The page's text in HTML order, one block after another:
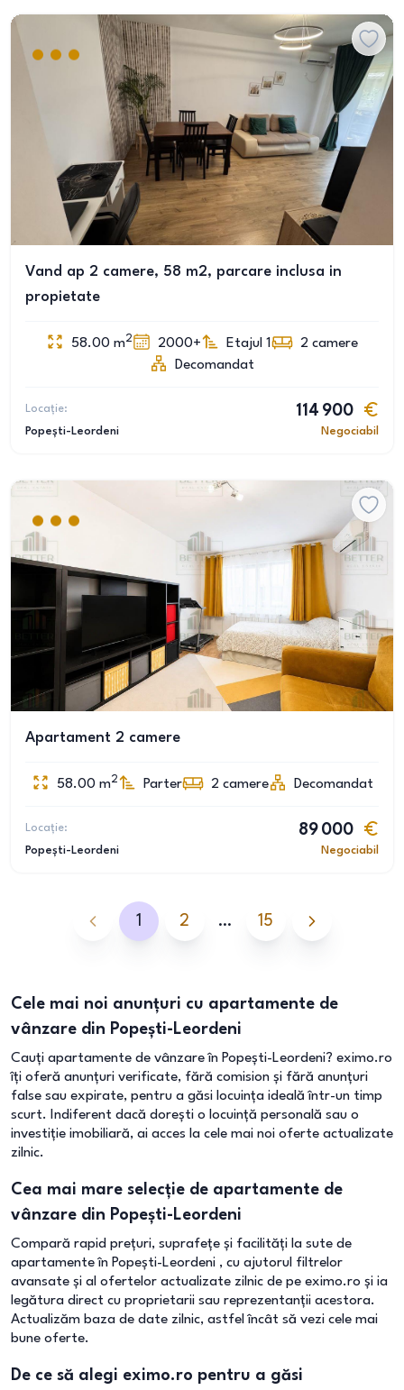
Vand ap 2 camere, 58 m2, parcare inclusa in
propietate
58.00 m2 2000+ Etajul 1 2 camere
Decomandat
Locație:
Popești-Leordeni
114 900
Negociabil
Apartament 2 camere
58.00 m2 Parter 2 camere Decomandat
Locație:
Popești-Leordeni
89 000
Negociabil
1 2 … 15
Cele mai noi anunțuri cu apartamente de
vânzare din Popești-Leordeni
Cauți apartamente de vânzare în Popești-Leordeni? eximo.ro
îți oferă anunțuri verificate, fără comision și fără anunțuri
false sau expirate, pentru a găsi locuința ideală într-un timp
scurt. Indiferent dacă dorești o locuință personală sau o
investiție imobiliară, ai acces la cele mai noi oferte actualizate
zilnic.
Cea mai mare selecție de apartamente de
vânzare din Popești-Leordeni
Compară rapid prețuri, suprafețe și facilități la sute de
apartamente în Popești-Leordeni , cu ajutorul filtrelor
avansate și al ofertelor actualizate zilnic de pe eximo.ro și ia
legătura direct cu proprietarii sau reprezentanții acestora.
Actualizăm baza de date zilnic, astfel încât să vezi cele mai
bune oferte.
De ce să alegi eximo.ro pentru a găsi